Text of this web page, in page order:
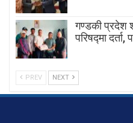
गण्डकी प्रदेश
परिषद्मा
PREV NEXT